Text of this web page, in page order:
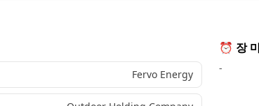
Fervo Energy
⏰ 장
-